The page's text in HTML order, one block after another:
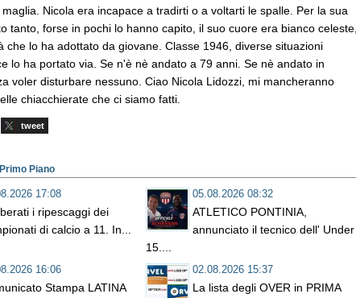
Nicola era incapace a tradirti o a voltarti le spalle. Per la sua
tanto, forse in pochi lo hanno capito, il suo cuore era bianco celeste,
che lo ha adottato da giovane. Classe 1946, diverse situazioni
lo ha portato via. Se n'è nè andato a 79 anni. Se nè andato in
voler disturbare nessuno. Ciao Nicola Lidozzi, mi mancheranno
chiacchierate che ci siamo fatti.
tweet
Piano
17:08
i ripescaggi dei
di calcio a 11. In...
05.08.2026 08:32
ATLETICO PONTINIA,
annunciato il tecnico dell' Under
15....
16:06
Stampa LATINA
02.08.2026 15:37
La lista degli OVER in PRIMA